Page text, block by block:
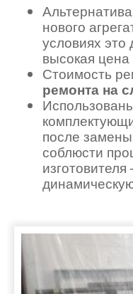
нового
условиях это
высокая
Стоимость
ремонта на
после
соблюсти